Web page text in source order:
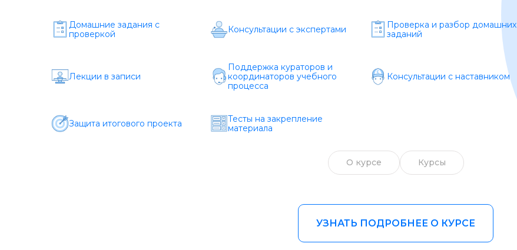
Бизнес и финансы
Саморазвитие
Домашние задания c
проверкой
Консультации с экспертами
Проверка и разбор домашних
заданий
Лекции в записи
Поддержка кураторов и
координаторов учебного
процесса
Консультации с наставником
Защита итогового проекта
Тесты на закрепление
материала
О курсе Курсы
УЗНАТЬ ПОДРОБНЕЕ О КУРСЕ